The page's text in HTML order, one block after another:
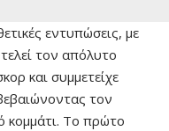
εντυπώσεις, με
τον απόλυτο
και συμμετείχε
τον
κομμάτι. Το πρώτο